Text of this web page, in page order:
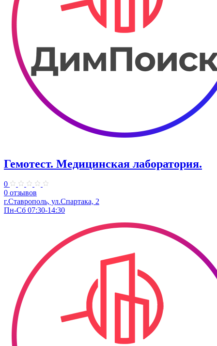
Гемотест. Медицинская лаборатория.
0
0 отзывов
г.Ставрополь, ул.Спартака, 2
Пн-Сб 07:30-14:30